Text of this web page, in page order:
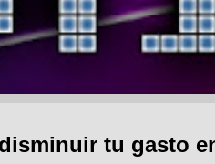
tu gasto